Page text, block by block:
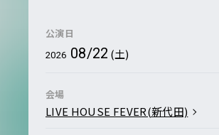
公演日
2026 08/22 (土)
会場
LIVE HOUSE FEVER(新代田)